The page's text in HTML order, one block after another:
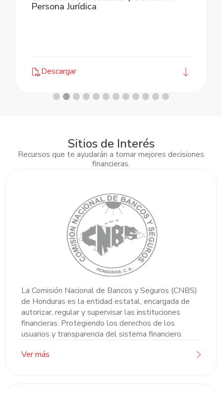
Persona Jurídica
Descargar
Sitios de Interés
Recursos que te ayudarán a tomar mejores decisiones
financieras.
La Comisión Nacional de Bancos y Seguros (CNBS)
de Honduras es la entidad estatal, encargada de
autorizar, regular y supervisar las instituciones
financieras. Protegiendo los derechos de los
usuarios y transparencia del sistema financiero.
Ver más